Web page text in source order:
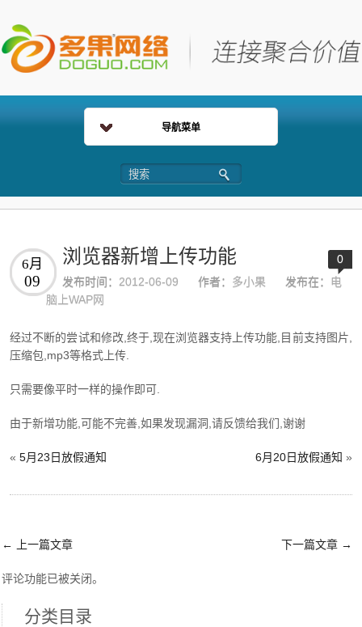
导航菜单
浏览器新增上传功能
6月
09 发布时间： 2012-06-09 作者： 多小果 发布在： 电
脑上WAP网
0
经过不断的尝试和修改,终于,现在浏览器支持上传功能,目前支持图片,
压缩包,mp3等格式上传.
只需要像平时一样的操作即可.
由于新增功能,可能不完善,如果发现漏洞,请反馈给我们,谢谢
«5月23日放假通知 6月20日放假通知 »
← 上一篇文章 下一篇文章 →
评论功能已被关闭。
分类目录